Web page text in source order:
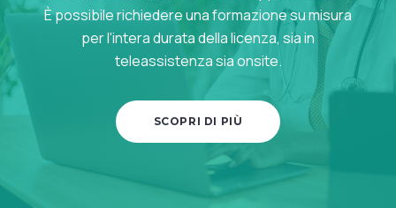
È possibile richiedere una formazione su misura
per l'intera durata della licenza, sia in
teleassistenza sia onsite.
SCOPRI DI PIÙ